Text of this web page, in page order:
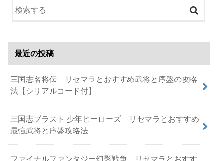
最近の投稿
三国志名将伝 リセマラとおすすめ武将と序盤の攻略
法【シリアルコード付】
三国志ブラスト 少年ヒーローズ リセマラとおすすめ
最強武将と序盤攻略法
ファイナルファンタジー幻影戦争 リセマラとおすす